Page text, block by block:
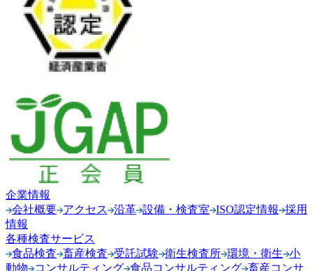
企業情報
会社概要 アクセス 沿革 設備・検査室 ISO認定情報
採用
情報
各種検査サービス
食品検査 畜産検査 受託試験 衛生検査所 環境・衛生 小
動物
コンサルティング 食品コンサルティング 畜産コンサ